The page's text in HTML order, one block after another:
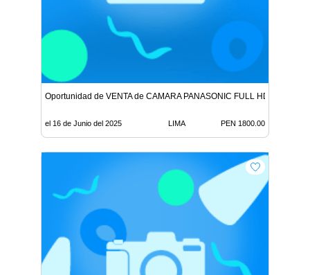
Oportunidad de VENTA de CAMARA PANASONIC FULL HD HDC-
el 16 de Junio del 2025 LIMA PEN 1800.00